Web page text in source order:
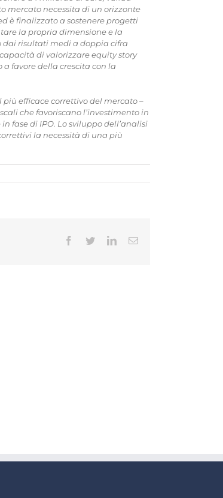
mercato necessita di un orizzonte
è finalizzato a sostenere progetti
la propria dimensione e la
dai risultati medi a doppia cifra
di valorizzare equity story
favore della crescita con la
efficace correttivo del mercato –
che favoriscano l’investimento in
fase di IPO. Lo sviluppo dell’analisi
la necessità di una più
Facebook
TwitterLinkedInEmail